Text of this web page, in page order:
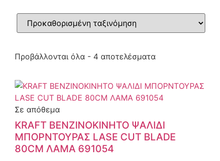
Προβάλλονται όλα - 4 αποτελέσματα
Σε απόθεμα
KRAFT ΒΕΝΖΙΝΟΚΙΝΗΤΟ ΨΑΛΙΔΙ
ΜΠΟΡΝΤΟΥΡΑΣ LASE CUT BLADE
80CM ΛΑΜΑ 691054